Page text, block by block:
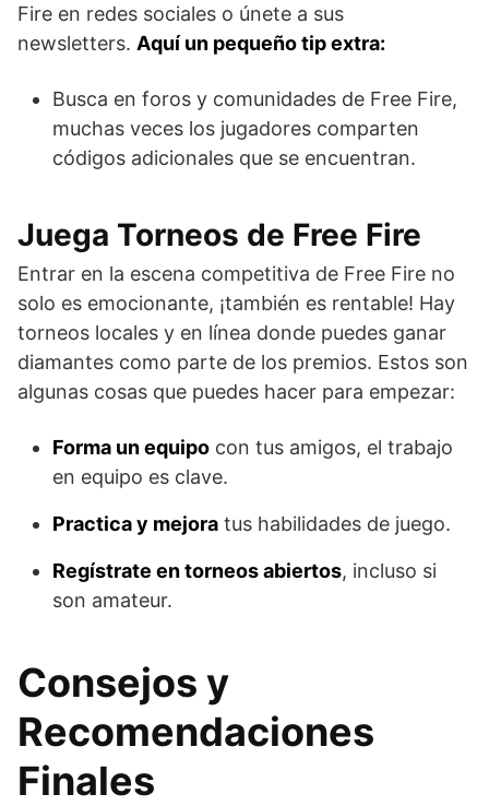
Fire en redes sociales o únete a sus
newsletters. Aquí un pequeño tip extra:
Busca en foros y comunidades de Free Fire,
muchas veces los jugadores comparten
códigos adicionales que se encuentran.
Juega Torneos de Free Fire
Entrar en la escena competitiva de Free Fire no
solo es emocionante, ¡también es rentable! Hay
torneos locales y en línea donde puedes ganar
diamantes como parte de los premios. Estos son
algunas cosas que puedes hacer para empezar:
Forma un equipo con tus amigos, el trabajo
en equipo es clave.
Practica y mejora tus habilidades de juego.
Regístrate en torneos abiertos, incluso si
son amateur.
Consejos y
Recomendaciones
Finales